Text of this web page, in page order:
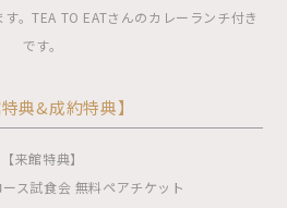
。TEA TO EATさんのカレーランチ付き
です。
特典&成約特典】
【来館特典】
ース試食会 無料ペアチケット